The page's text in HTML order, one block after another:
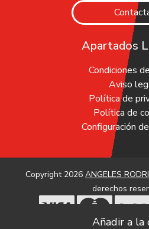
Apartados
Condiciones
Aviso
Política de
Política de
Configuración
Copyright 2026 ANGELES
derechos
Desarrollado por